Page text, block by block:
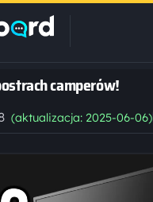
camperów!
(aktualizacja: 2025-06-06)